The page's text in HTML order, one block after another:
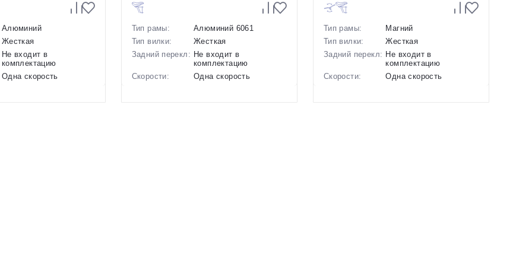
Алюминий
Жесткая
Не входит в
комплектацию
Одна скорость
Тип рамы:
Алюминий 6061
Тип вилки:
Жесткая
Задний перекл: Не входит в
комплектацию
Скорости:
Одна скорость
Тип рамы:
Магний
Тип вилки:
Жесткая
Задний перекл: Не входит в
комплектацию
Скорости:
Одна скорость